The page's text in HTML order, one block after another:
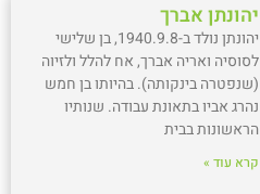
יהונתן אברך
יהונתן נולד ב-1940.9.8, בן שלישי
לסוסיה ואריה אברך, אח להלל ולזיוה
(שנפטרה בינקותה). בהיותו בן חמש
נהרג אביו בתאונת עבודה. שנותיו
הראשונות בבית
קרא עוד »